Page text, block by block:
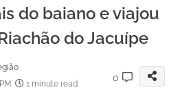
do baiano e viajou
do Jacuípe
1 minute read
0